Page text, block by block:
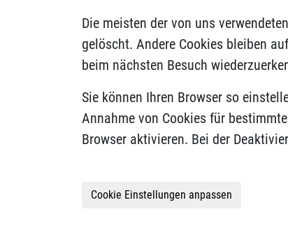
Die meisten der von uns
gelöscht. Andere Cookies bleiben
beim nächsten Besuch
Sie können Ihren Browser so
Annahme von Cookies für
Browser aktivieren. Bei der
Cookie Einstellungen anpassen